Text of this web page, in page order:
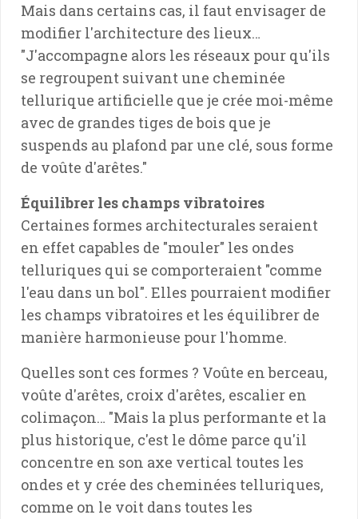
Mais dans certains cas, il faut envisager de
modifier l'architecture des lieux…
"J'accompagne alors les réseaux pour qu'ils
se regroupent suivant une cheminée
tellurique artificielle que je crée moi-même
avec de grandes tiges de bois que je
suspends au plafond par une clé, sous forme
de voûte d'arêtes."
Équilibrer les champs vibratoires
Certaines formes architecturales seraient
en effet capables de "mouler" les ondes
telluriques qui se comporteraient "comme
l'eau dans un bol". Elles pourraient modifier
les champs vibratoires et les équilibrer de
manière harmonieuse pour l'homme.
Quelles sont ces formes ? Voûte en berceau,
voûte d'arêtes, croix d'arêtes, escalier en
colimaçon… "Mais la plus performante et la
plus historique, c'est le dôme parce qu'il
concentre en son axe vertical toutes les
ondes et y crée des cheminées telluriques,
comme on le voit dans toutes les